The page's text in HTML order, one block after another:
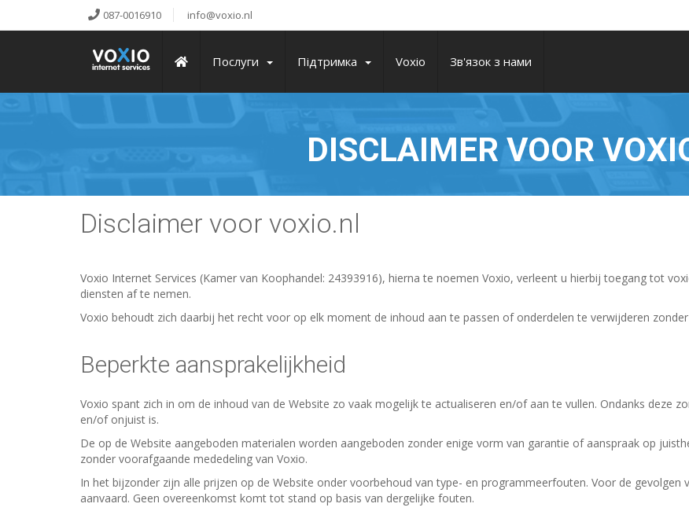
087-0016910 info@voxio.nl
Послуги Підтримка Voxio Зв'язок з нами
DISCLAIMER VOOR
Disclaimer voor voxio.nl
Voxio Internet Services (Kamer van Koophandel: 24393916), hierna te noemen Voxio, verleent u hierbij toegang tot
diensten af te nemen.
Voxio behoudt zich daarbij het recht voor op elk moment de inhoud aan te passen of onderdelen te verwijderen
Beperkte aansprakelijkheid
Voxio spant zich in om de inhoud van de Website zo vaak mogelijk te actualiseren en/of aan te vullen. Ondanks deze
en/of onjuist is.
De op de Website aangeboden materialen worden aangeboden zonder enige vorm van garantie of aanspraak op
zonder voorafgaande mededeling van Voxio.
In het bijzonder zijn alle prijzen op de Website onder voorbehoud van type- en programmeerfouten. Voor de gevolgen
aanvaard. Geen overeenkomst komt tot stand op basis van dergelijke fouten.